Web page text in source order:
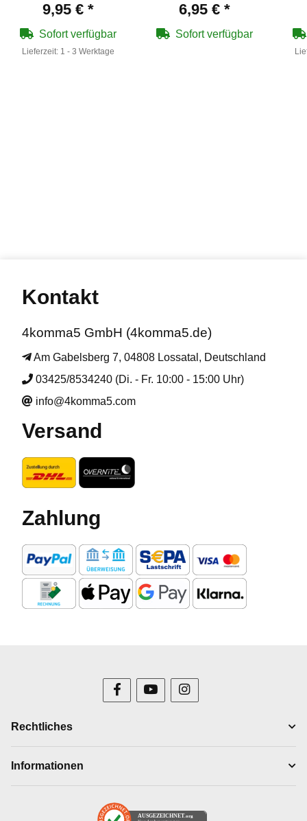
9,95 € *
Sofort verfügbar
Lieferzeit: 1 - 3 Werktage
5 cm
6,95 € *
Sofort verfügbar
Kontakt
4komma5 GmbH (4komma5.de)
Am Gabelsberg 7, 04808 Lossatal, Deutschland
03425/8534240 (Di. - Fr. 10:00 - 15:00 Uhr)
info@4komma5.com
Versand
Zahlung
Rechtliches
Informationen
AUSGEZEICHNET .org